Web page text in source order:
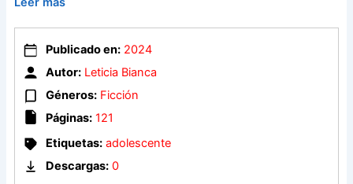
hospitalizada, la mucama divide su jornada entre cada uno
vista. Pero ¿quién dice la verdad?
Publicado en: 2024
Autor: Leticia Bianca
Géneros: Ficción
Páginas: 121
Etiquetas: adolescente
Descargas: 0